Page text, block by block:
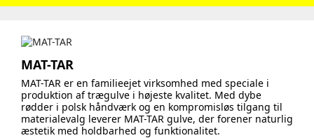
MAT-TAR
MAT-TAR er en familieejet virksomhed med speciale i
produktion af trægulve i højeste kvalitet. Med dybe
rødder i polsk håndværk og en kompromisløs tilgang til
materialevalg leverer MAT-TAR gulve, der forener naturlig
æstetik med holdbarhed og funktionalitet.